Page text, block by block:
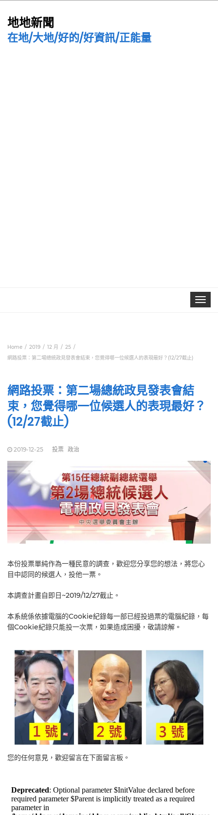
地地新聞
在地/大地/好的/好資訊/正能量
Toggle
Home 2019 12 月
25
網路投票：第二場總統政見發表會結束，您覺得哪一位候選人的表現最好？(12/27截止)
網路投票：第二場總統政見發表會結
束，您覺得哪一位候選人的表現最好？
(12/27截止)
2019-12-25 投票 政治
本份投票單純作為一種民意的調查，歡迎您分享您的想法，將您心
目中認同的候選人，投他一票。
本調查計畫自即日~2019/12/27截止。
本系統係依據電腦的Cookie紀錄每一部已經投過票的電腦紀錄，每
個Cookie紀錄只能投一次票，如果造成困擾，敬請諒解。
您的任何意見，歡迎留言在下面留言板。